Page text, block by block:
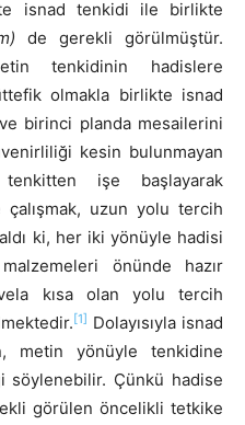
isnad tenkidi ile birlikte
de gerekli görülmüştür.
tenkidinin hadislere
olmakla birlikte isnad
birinci planda mesailerini
kesin bulunmayan
işe başlayarak
uzun yolu tercih
ki, her iki yönüyle hadisi
önünde hazır
kısa olan yolu tercih
[1] Dolayısıyla isnad
metin yönüyle tenkidine
söylenebilir. Çünkü hadise
görülen öncelikli tetkike